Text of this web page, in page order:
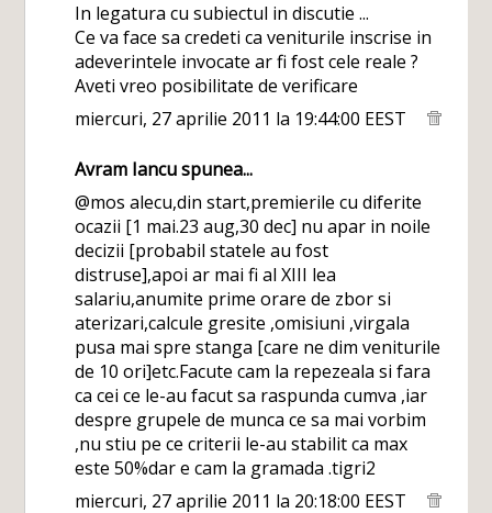
In legatura cu subiectul in discutie ...
Ce va face sa credeti ca veniturile inscrise in
adeverintele invocate ar fi fost cele reale ?
Aveti vreo posibilitate de verificare
miercuri, 27 aprilie 2011 la 19:44:00 EEST
Avram Iancuspunea...
@mos alecu,din start,premierile cu diferite
ocazii [1 mai.23 aug,30 dec] nu apar in noile
decizii [probabil statele au fost
distruse],apoi ar mai fi al XIII lea
salariu,anumite prime orare de zbor si
aterizari,calcule gresite ,omisiuni ,virgala
pusa mai spre stanga [care ne dim veniturile
de 10 ori]etc.Facute cam la repezeala si fara
ca cei ce le-au facut sa raspunda cumva ,iar
despre grupele de munca ce sa mai vorbim
,nu stiu pe ce criterii le-au stabilit ca max
este 50%dar e cam la gramada .tigri2
miercuri, 27 aprilie 2011 la 20:18:00 EEST